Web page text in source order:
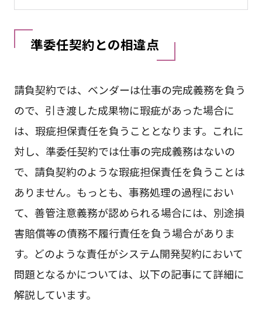
準委任契約との相違点
請負契約では、ベンダーは仕事の完成義務を負う
ので、引き渡した成果物に瑕疵があった場合に
は、瑕疵担保責任を負うこととなります。これに
対し、準委任契約では仕事の完成義務はないの
で、請負契約のような瑕疵担保責任を負うことは
ありません。もっとも、事務処理の過程におい
て、善管注意義務が認められる場合には、別途損
害賠償等の債務不履行責任を負う場合がありま
す。どのような責任がシステム開発契約において
問題となるかについては、以下の記事にて詳細に
解説しています。